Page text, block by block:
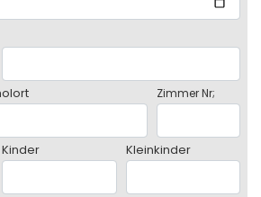
Zimmer Nr;
Kinder Kleinkinder